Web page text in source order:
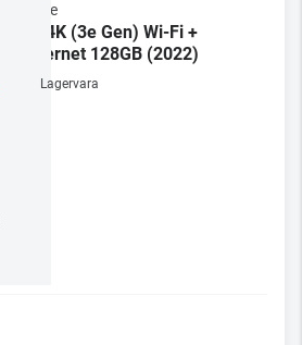
Apple
TV 4K (3e Gen) Wi-Fi +
Ethernet 128GB (2022)
Lagervara